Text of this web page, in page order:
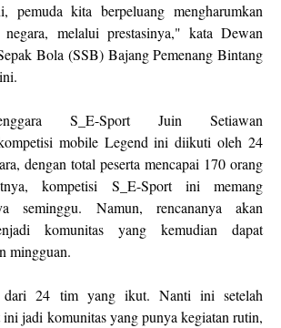
pemuda kita berpeluang mengharumkan
melalui prestasinya," kata Dewan
Bola (SSB) Bajang Pemenang Bintang
S_E-Sport Juin Setiawan
mobile Legend ini diikuti oleh 24
dengan total peserta mencapai 170 orang
kompetisi S_E-Sport ini memang
seminggu. Namun, rencananya akan
komunitas yang kemudian dapat
mingguan.
24 tim yang ikut. Nanti ini setelah
jadi komunitas yang punya kegiatan rutin,